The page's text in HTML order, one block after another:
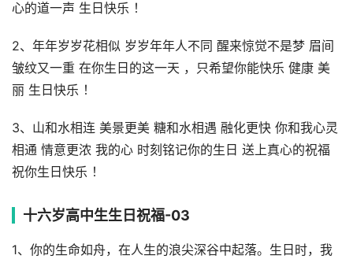
心的道一声 生日快乐 ！
2、年年岁岁花相似 岁岁年年人不同 醒来惊觉不是梦 眉间
皱纹又一重 在你生日的这一天 ，只希望你能快乐 健康 美
丽 生日快乐 ！
3、山和水相连 美景更美 糖和水相遇 融化更快 你和我心灵
相通 情意更浓 我的心 时刻铭记你的生日 送上真心的祝福
祝你生日快乐 ！
十六岁高中生生日祝福-03
1、你的生命如舟，在人生的浪尖深谷中起落。生日时，我